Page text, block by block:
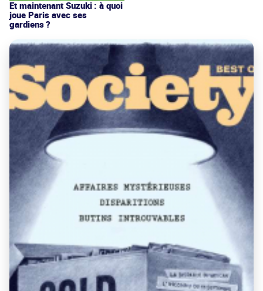
Et maintenant Suzuki : à quoi
joue Paris avec ses
gardiens ?